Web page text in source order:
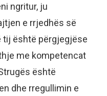
ngritur, ju
e rrjedhës së
tij është përgjegjëse
me kompetencat
është
dhe rregullimin e